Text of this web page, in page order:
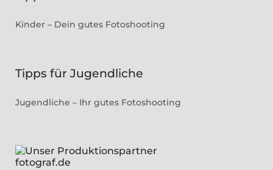
Kinder – Dein gutes Fotoshooting
Tipps für Jugendliche
Jugendliche – Ihr gutes Fotoshooting